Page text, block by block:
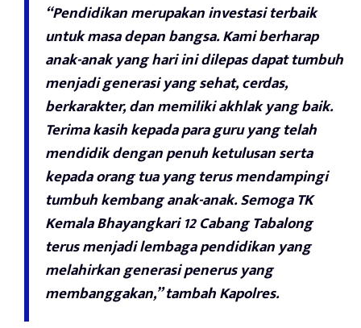
“Pendidikan merupakan investasi terbaik
untuk masa depan bangsa. Kami berharap
anak-anak yang hari ini dilepas dapat tumbuh
menjadi generasi yang sehat, cerdas,
berkarakter, dan memiliki akhlak yang baik.
Terima kasih kepada para guru yang telah
mendidik dengan penuh ketulusan serta
kepada orang tua yang terus mendampingi
tumbuh kembang anak-anak. Semoga TK
Kemala Bhayangkari 12 Cabang Tabalong
terus menjadi lembaga pendidikan yang
melahirkan generasi penerus yang
membanggakan,” tambah Kapolres.